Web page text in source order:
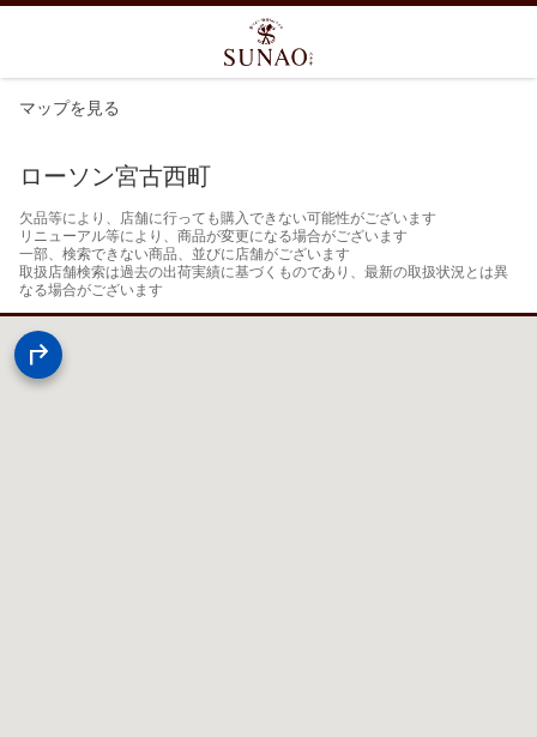
マップを見る
ローソン宮古西町
欠品等により、店舗に行っても購入できない可能性がございます
リニューアル等により、商品が変更になる場合がございます
一部、検索できない商品、並びに店舗がございます
取扱店舗検索は過去の出荷実績に基づくものであり、最新の取扱状況とは異
なる場合がございます